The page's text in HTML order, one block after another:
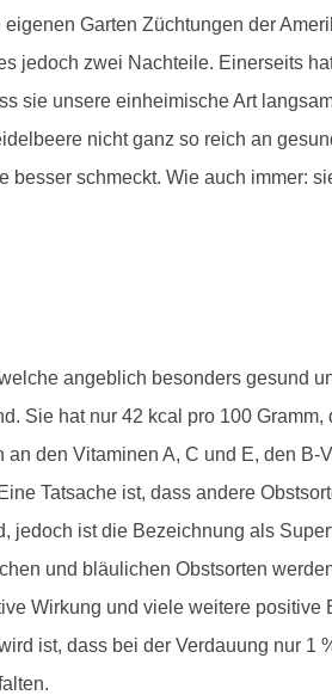
Garten Züchtungen der
jedoch zwei Nachteile. Einerseits
sie unsere einheimische Art
nicht ganz so reich an
schmeckt. Wie auch immer:
angeblich besonders gesund
Sie hat nur 42 kcal pro 100 Gramm,
den Vitaminen A, C und E, den B-
Tatsache ist, dass andere
jedoch ist die Bezeichnung als
und bläulichen Obstsorten
Wirkung und viele weitere positive
ist, dass bei der Verdauung nur 1